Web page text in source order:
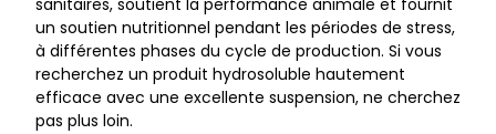
sanitaires, soutient la performance animale et fournit
un soutien nutritionnel pendant les périodes de stress,
à différentes phases du cycle de production. Si vous
recherchez un produit hydrosoluble hautement
efficace avec une excellente suspension, ne cherchez
pas plus loin.